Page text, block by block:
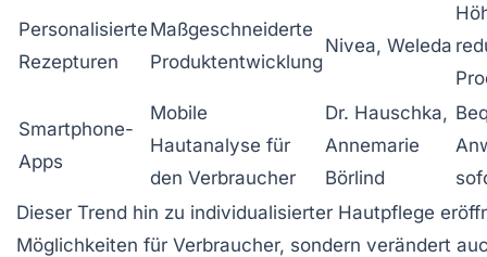
Personalisierte
Rezepturen
Maßgeschneiderte
Produktentwicklung
Nivea, Weleda
Smartphone-
Apps
Mobile
Hautanalyse für
den Verbraucher
Dr. Hauschka,
Annemarie
Börlind
Dieser Trend hin zu individualisierter Hautpflege
Möglichkeiten für Verbraucher, sondern verändert